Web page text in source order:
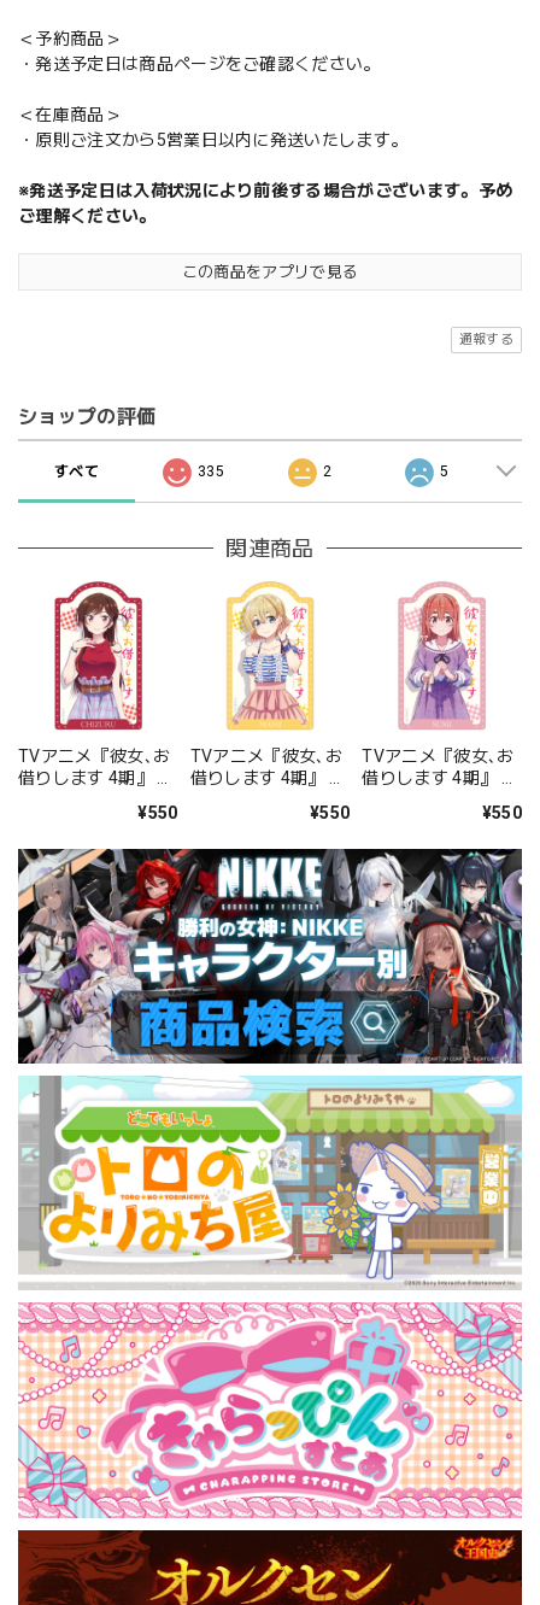
＜予約商品＞
・発送予定日は商品ページをご確認ください。
＜在庫商品＞
・原則ご注文から5営業日以内に発送いたします。
※発送予定日は入荷状況により前後する場合がございます。予め
ご理解ください。
この商品をアプリで見る
通報する
ショップの評価
すべて 335 2 5
関連商品
TVアニメ『彼女､お
借りします 4期』 ダ
¥550
TVアニメ『彼女､お
借りします 4期』 ダ
¥550
TVアニメ『彼女､お
借りします 4期』 ダ
¥550